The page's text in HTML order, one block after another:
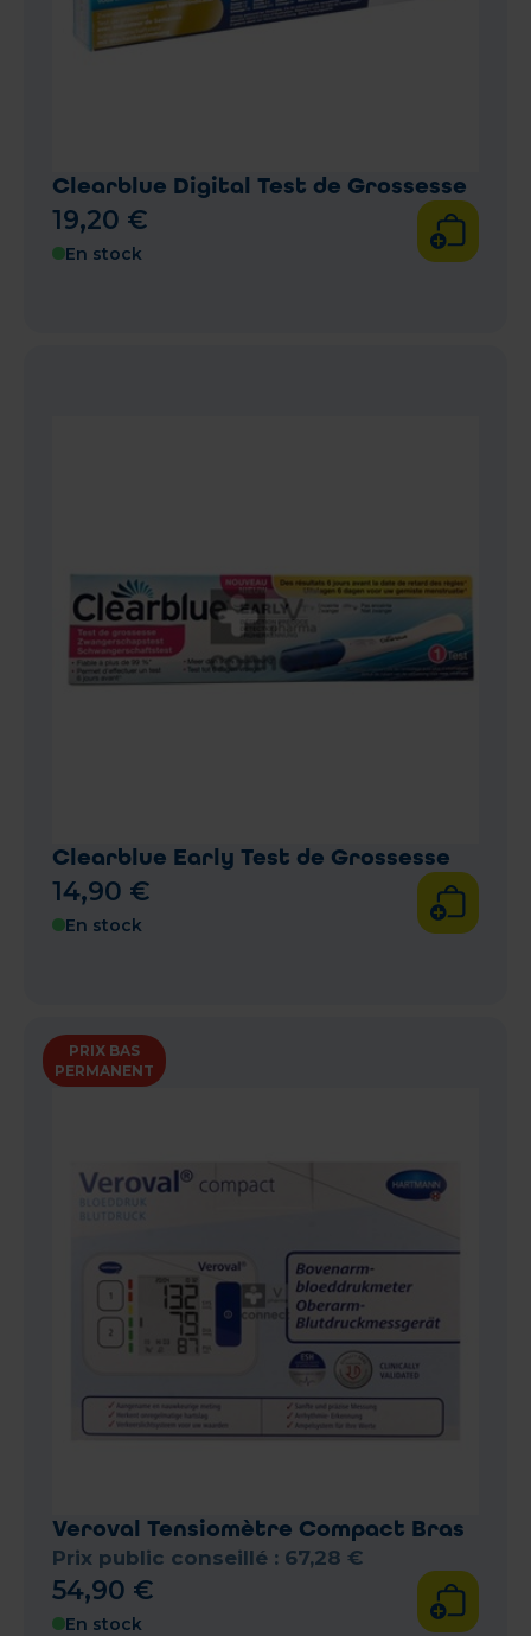
Clearblue Digital Test de Grossesse
19,20 €
En stock
Clearblue Early Test de Grossesse
14,90 €
En stock
PRIX BAS
PERMANENT
Veroval Tensiomètre Compact Bras
Prix public conseillé : 67,28 €
54,90 €
En stock